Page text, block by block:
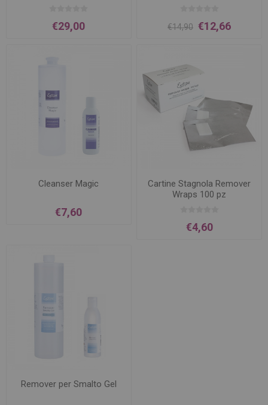
€29,00 €14,90 €12,66
Cleanser Magic
€7,60
Cartine Stagnola Remover
Wraps 100 pz
€4,60
Remover per Smalto Gel